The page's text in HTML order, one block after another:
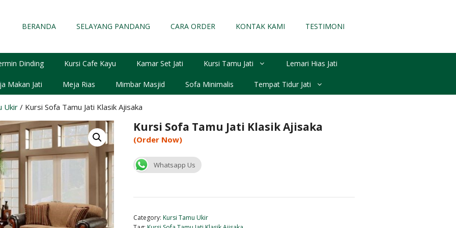
BERANDA SELAYANG PANDANG CARA ORDER KONTAK KAMI TESTIMONI
Dinding Kursi Cafe Kayu Kamar Set Jati Kursi Tamu Jati Lemari Hias Jati
Makan Jati Meja Rias Mimbar Masjid Sofa Minimalis Tempat Tidur Jati
Ukir/ Kursi Sofa Tamu Jati Klasik Ajisaka
Kursi Sofa Tamu Jati Klasik Ajisaka
(Order Now)
Whatsapp Us
Category: Kursi Tamu Ukir